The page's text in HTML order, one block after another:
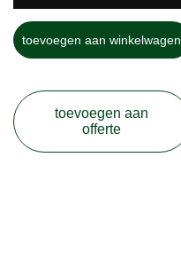
toevoegen aan winkelwagen
toevoegen aan
offerte